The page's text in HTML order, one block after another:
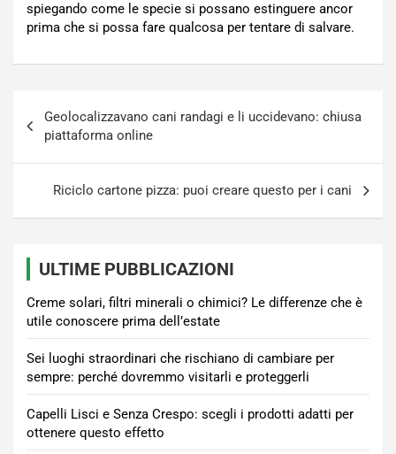
spiegando come le specie si possano estinguere ancor
prima che si possa fare qualcosa per tentare di salvare.
articoli
Geolocalizzavano cani randagi e li uccidevano: chiusa
piattaforma online
Riciclo cartone pizza: puoi creare questo per i cani
ULTIME PUBBLICAZIONI
Creme solari, filtri minerali o chimici? Le differenze che è
utile conoscere prima dell’estate
Sei luoghi straordinari che rischiano di cambiare per
sempre: perché dovremmo visitarli e proteggerli
Capelli Lisci e Senza Crespo: scegli i prodotti adatti per
ottenere questo effetto